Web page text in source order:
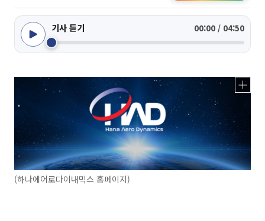
기사 듣기 00:00 / 04:50
(하나에어로다이내믹스 홈페이지)